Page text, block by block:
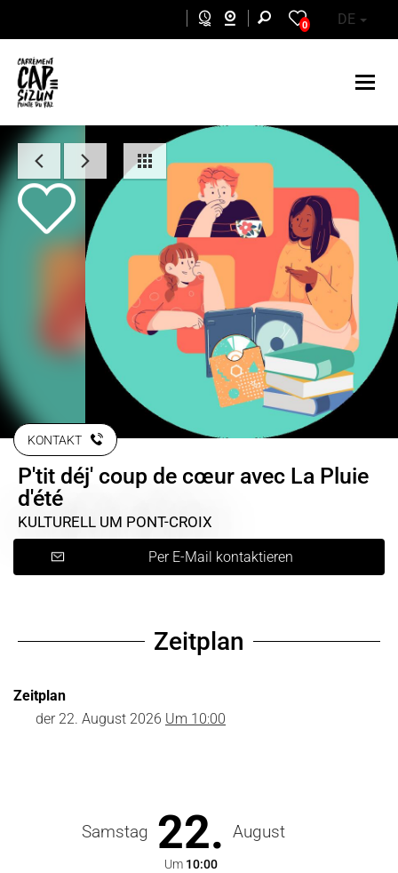
0 DE
KONTAKT
P'tit déj' coup de cœur avec La Pluie
d'été
KULTURELL UM PONT-CROIX
Per E-Mail kontaktieren
Zeitplan
Zeitplan
der 22. August 2026 Um 10:00
Samstag 22. August
Um 10:00